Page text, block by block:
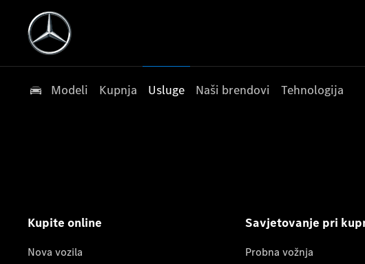
Modeli Kupnja Usluge Naši brendovi Tehnologija
Kupite online
Nova vozila
Savjetovanje pri
Probna vožnja